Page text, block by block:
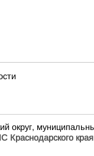
Краснодарского края